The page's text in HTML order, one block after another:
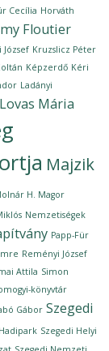
Cecília Horváth
Floutier
József Kruzslicz Péter
Képzerdő Kéri
Ladányi
Lovas Mária
Majzik
H. Magor
Nemzetiségek
Papp-Für
Reményi József
Attila Simon
könyvtár
Gábor Szegedi
Szegedi Helyi